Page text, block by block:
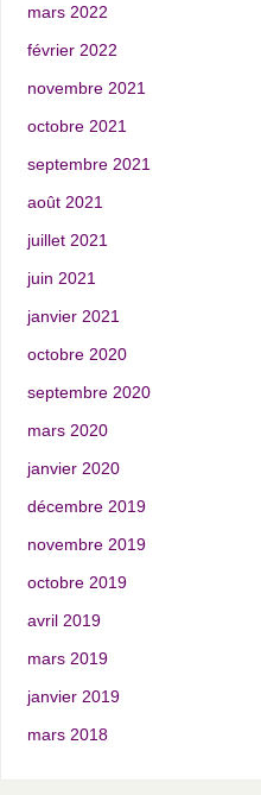
mars 2022
février 2022
novembre 2021
octobre 2021
septembre 2021
août 2021
juillet 2021
juin 2021
janvier 2021
octobre 2020
septembre 2020
mars 2020
janvier 2020
décembre 2019
novembre 2019
octobre 2019
avril 2019
mars 2019
janvier 2019
mars 2018